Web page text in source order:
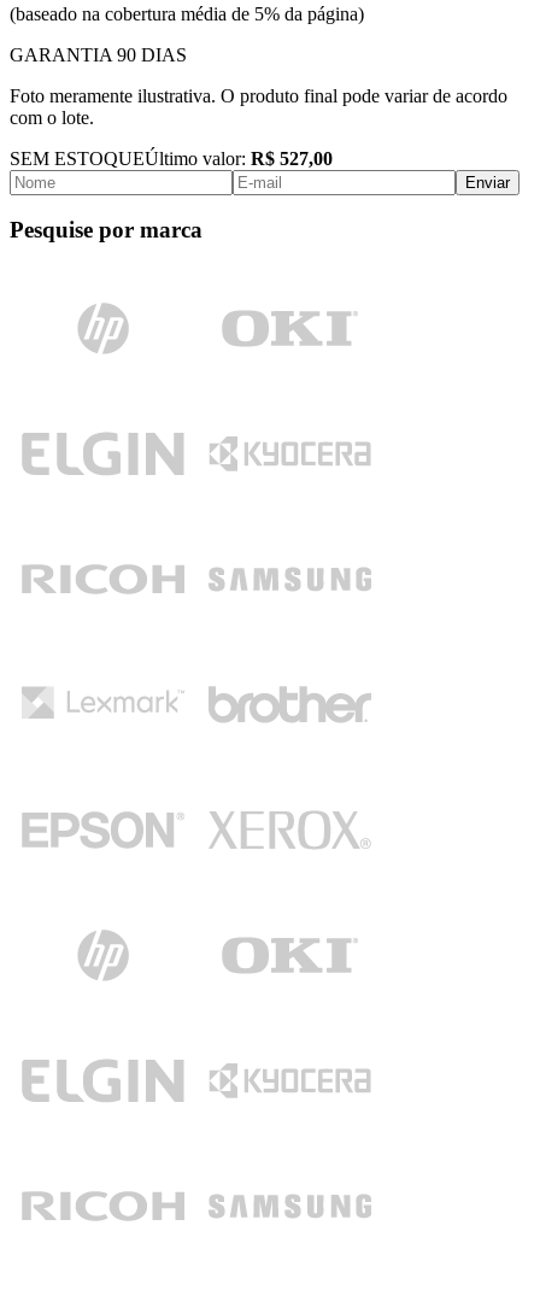
(baseado na cobertura média de 5% da página)
GARANTIA 90 DIAS
Foto meramente ilustrativa. O produto final pode variar de acordo
com o lote.
SEM ESTOQUEÚltimo valor: R$ 527,00
Enviar
Pesquise por marca